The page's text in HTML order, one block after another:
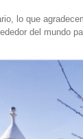
lo que
del mundo